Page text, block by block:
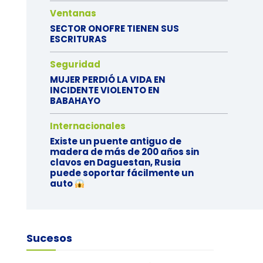
Ventanas
SECTOR ONOFRE TIENEN SUS
ESCRITURAS
Seguridad
MUJER PERDIÓ LA VIDA EN
INCIDENTE VIOLENTO EN
BABAHAYO
Internacionales
Existe un puente antiguo de
madera de más de 200 años sin
clavos en Daguestan, Rusia
puede soportar fácilmente un
auto
Sucesos